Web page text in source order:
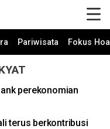
Pariwisata Fokus
perekonomian
terus berkontribusi